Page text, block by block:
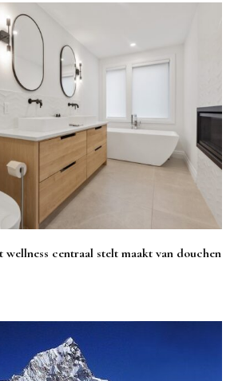
centraal stelt maakt van douchen